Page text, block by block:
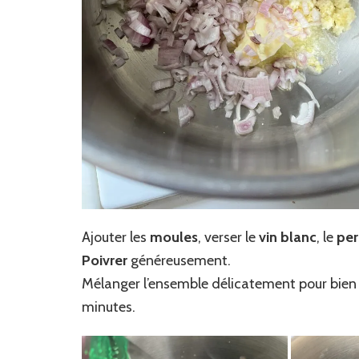
Ajouter les moules, verser levin blanc, le
Poivrer généreusement.
Mélanger l’ensemble délicatement pour
minutes.